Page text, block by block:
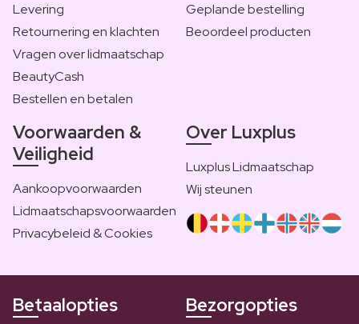
Levering
Retournering en klachten
Vragen over lidmaatschap
BeautyCash
Bestellen en betalen
Geplande bestelling
Beoordeel producten
Voorwaarden &
Veiligheid
Aankoopvoorwaarden
Lidmaatschapsvoorwaarden
Privacybeleid & Cookies
Over Luxplus
Luxplus Lidmaatschap
Wij steunen
Betaalopties Bezorgopties